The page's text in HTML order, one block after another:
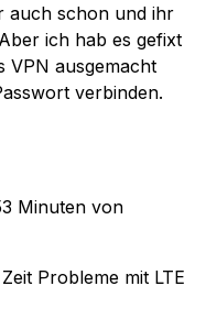
auch schon und ihr
ich hab es gefixt
VPN ausgemacht
verbinden.
Minuten von
Probleme mit LTE